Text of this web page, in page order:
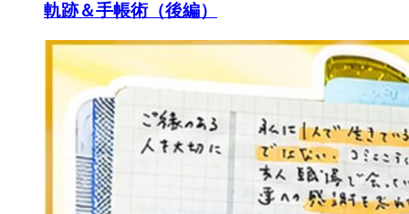
軌跡＆手帳術（後編）